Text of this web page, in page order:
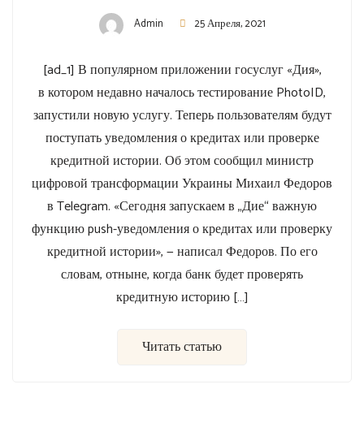
Admin 25 Апреля, 2021
[ad_1] В популярном приложении госуслуг «Дия»,
в котором недавно началось тестирование PhotoID,
запустили новую услугу. Теперь пользователям будут
поступать уведомления о кредитах или проверке
кредитной истории. Об этом сообщил министр
цифровой трансформации Украины Михаил Федоров
в Telegram. «Сегодня запускаем в „Дие“ важную
функцию push-уведомления о кредитах или проверку
кредитной истории», — написал Федоров. По его
словам, отныне, когда банк будет проверять
кредитную историю […]
Читать статью